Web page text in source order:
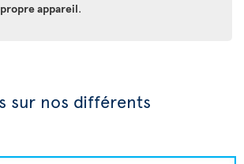
appareil.
sur nos différents